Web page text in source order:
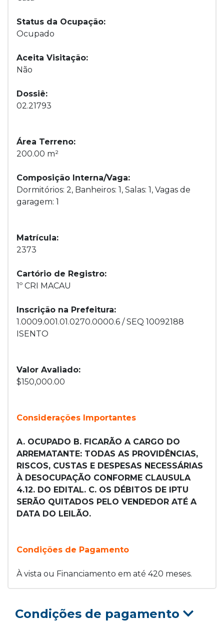
Status da Ocupação:
Ocupado
Aceita Visitação:
Não
Dossiê:
02.21793
Área Terreno:
200.00 m²
Composição Interna/Vaga:
Dormitórios: 2, Banheiros: 1, Salas: 1, Vagas de
garagem: 1
Matrícula:
2373
Cartório de Registro:
1º CRI MACAU
Inscrição na Prefeitura:
1.0009.001.01.0270.0000.6 / SEQ 10092188
ISENTO
Valor Avaliado:
$150,000.00
Considerações Importantes
A. OCUPADO B. FICARÃO A CARGO DO
ARREMATANTE: TODAS AS PROVIDÊNCIAS,
RISCOS, CUSTAS E DESPESAS NECESSÁRIAS
À DESOCUPAÇÃO CONFORME CLAUSULA
4.12. DO EDITAL. C. OS DÉBITOS DE IPTU
SERÃO QUITADOS PELO VENDEDOR ATÉ A
DATA DO LEILÃO.
Condições de Pagamento
À vista ou Financiamento em até 420 meses.
Condições de pagamento